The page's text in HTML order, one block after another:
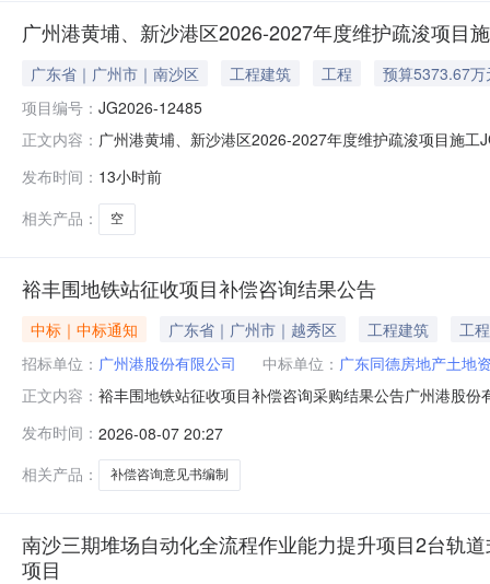
广州港黄埔、新沙港区2026-2027年度维护疏浚项目
广东省｜广州市｜南沙区 工程建筑 工程
预算5373.67万
项目编号： JG2026-12485
正文内容： 广州港黄埔、新沙港区2026-2027年度维护疏浚项目施
查结果（通过/不通过）资审不通过具体原因1中交天津
发布时间： 13小时前
相关产品：
空
裕丰围地铁站征收项目补偿咨询结果公告
中标｜中标通知 广东省｜广州市｜越秀区 工程建筑
工程
招标单位： 广州港股份有限公司 中标单位： 广东同德房地产土地
正文内容： 裕丰围地铁站征收项目补偿咨询采购结果公告广州港股
地产估价有限公司、深圳市国誉资产评估房地产土地估
广东同德房地产土地资产评估与规划测绘有
发布时间： 2026-08-07 20:27
相关产品：
补偿咨询意见书编制
南沙三期堆场自动化全流程作业能力提升项目2台轨
项目